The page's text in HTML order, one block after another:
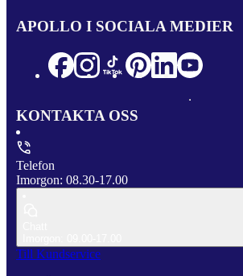
APOLLO I SOCIALA MEDIER
KONTAKTA OSS
Telefon
Imorgon: 08.30-17.00
Till Kundservice